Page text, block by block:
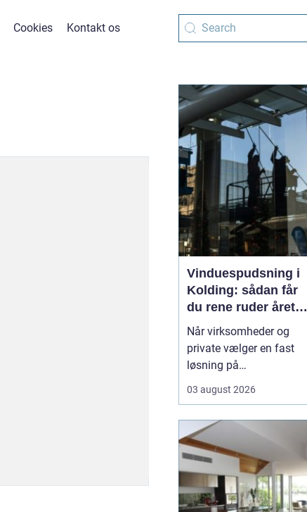
Cookies Kontakt os
Vinduespudsning i
Kolding: sådan får
du rene ruder året
rundt
Når virksomheder og
private vælger en fast
løsning på
både mere dagslys, et
førstehåndsindtryk og
mindre praktisk bøvl i
hverdagen. Mange i
området v&aeli...
03 august 2026